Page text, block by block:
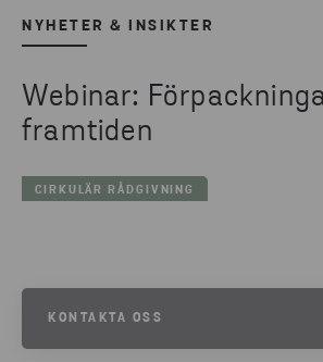
NYHETER & INSIKTER
Webinar:
framtiden
CIRKULÄR RÅDGIVNING
KONTAKTA OSS